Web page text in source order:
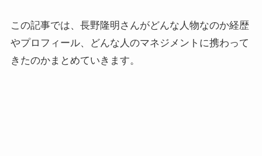
この記事では、長野隆明さんがどんな人物なのか経歴
やプロフィール、どんな人のマネジメントに携わって
きたのかまとめていきます。